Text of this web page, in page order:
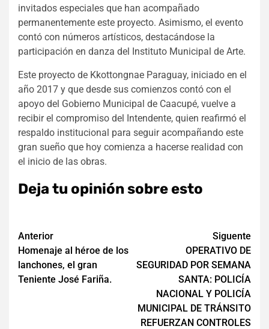
invitados especiales que han acompañado
permanentemente este proyecto. Asimismo, el evento
contó con números artísticos, destacándose la
participación en danza del Instituto Municipal de Arte.
Este proyecto de Kkottongnae Paraguay, iniciado en el
año 2017 y que desde sus comienzos contó con el
apoyo del Gobierno Municipal de Caacupé, vuelve a
recibir el compromiso del Intendente, quien reafirmó el
respaldo institucional para seguir acompañando este
gran sueño que hoy comienza a hacerse realidad con
el inicio de las obras.
Deja tu opinión sobre esto
Navegación
de
entradas
Anterior
Homenaje al héroe de los
lanchones, el gran
Teniente José Fariña.
Siguente
OPERATIVO DE
SEGURIDAD POR SEMANA
SANTA: POLICÍA
NACIONAL Y POLICÍA
MUNICIPAL DE TRÁNSITO
REFUERZAN CONTROLES